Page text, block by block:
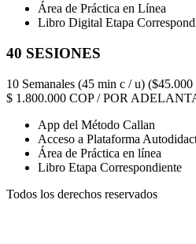
Área de Práctica en Línea
Libro Digital Etapa
40 SESIONES
10 Semanales (45 min c / u)
$ 1.800.000 COP / POR
App del Método Callan
Acceso a Plataforma
Área de Práctica en línea
Libro Etapa Correspondiente
Todos los derechos reservados